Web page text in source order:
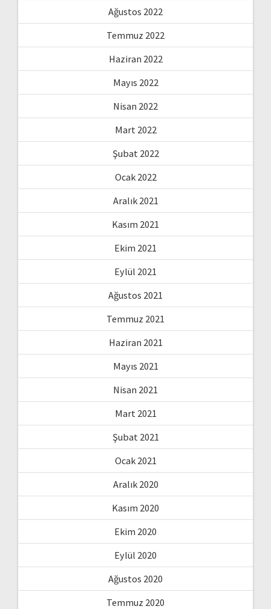
Ağustos 2022
Temmuz 2022
Haziran 2022
Mayıs 2022
Nisan 2022
Mart 2022
Şubat 2022
Ocak 2022
Aralık 2021
Kasım 2021
Ekim 2021
Eylül 2021
Ağustos 2021
Temmuz 2021
Haziran 2021
Mayıs 2021
Nisan 2021
Mart 2021
Şubat 2021
Ocak 2021
Aralık 2020
Kasım 2020
Ekim 2020
Eylül 2020
Ağustos 2020
Temmuz 2020